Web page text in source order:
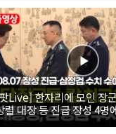
Live] 한자리에 모인 장
렬 대장 등 진급 장성 4명
수여｜26.08.07 장성 진